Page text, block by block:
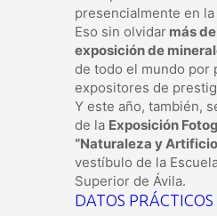
presencialmente en la
Eso sin olvidar más
exposición de
de todo el mundo por
expositores de
Y este año, también,
de la Exposición
“Naturaleza y
vestíbulo de la
Superior de Ávila.
DATOS PRÁCTICOS